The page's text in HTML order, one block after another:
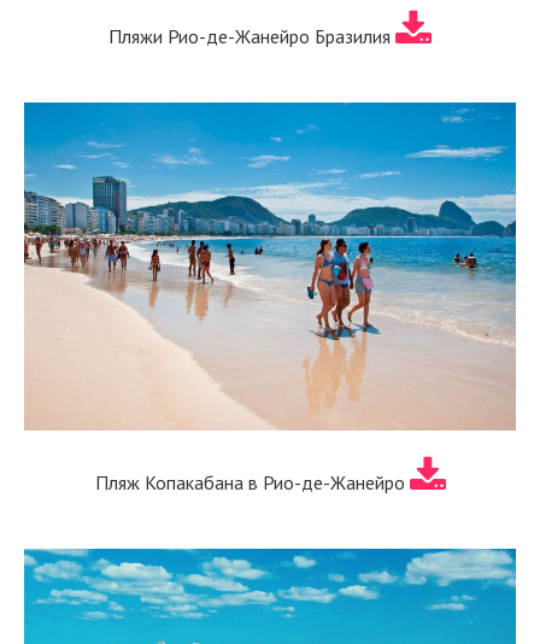
Пляжи Рио-де-Жанейро Бразилия
Пляж Копакабана в Рио-де-Жанейро